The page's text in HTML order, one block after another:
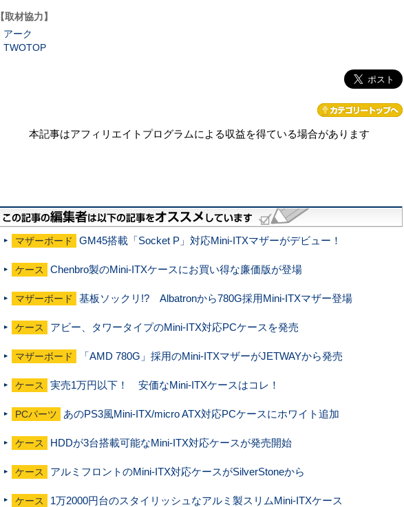
【取材協力】
アーク
TWOTOP
本記事はアフィリエイトプログラムによる収益を得ている場合があります
マザーボード GM45搭載「Socket P」対応Mini-ITXマザーがデビュー！
ケース Chenbro製のMini-ITXケースにお買い得な廉価版が登場
マザーボード 基板ソックリ!? Albatronから780G採用Mini-ITXマザー登場
ケース アビー、タワータイプのMini-ITX対応PCケースを発売
マザーボード 「AMD 780G」採用のMini-ITXマザーがJETWAYから発売
ケース 実売1万円以下！ 安価なMini-ITXケースはコレ！
PCパーツ あのPS3風Mini-ITX/micro ATX対応PCケースにホワイト追加
ケース HDDが3台搭載可能なMini-ITX対応ケースが発売開始
ケース アルミフロントのMini-ITX対応ケースがSilverStoneから
ケース 1万2000円台のスタイリッシュなアルミ製スリムMini-ITXケース